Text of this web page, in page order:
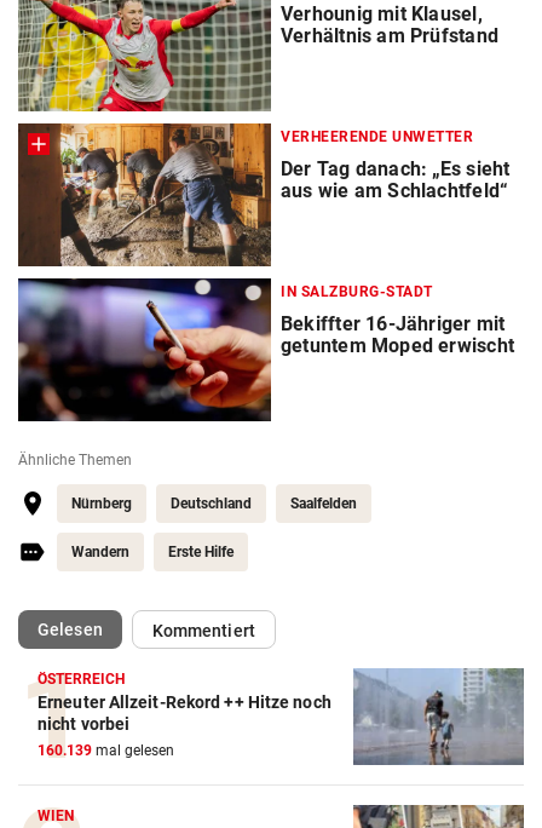
Verhounig mit Klausel,
Verhältnis am Prüfstand
VERHEERENDE UNWETTER
Der Tag danach: „Es sieht
aus wie am Schlachtfeld“
IN SALZBURG-STADT
Bekiffter 16-Jähriger mit
getuntem Moped erwischt
Ähnliche Themen
Nürnberg Deutschland Saalfelden
Wandern Erste Hilfe
Gelesen(ausgewählt)Kommentiert
ÖSTERREICH
Erneuter Allzeit-Rekord ++ Hitze noch
nicht vorbei
160.139 mal gelesen
WIEN